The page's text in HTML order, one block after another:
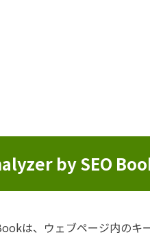
by SEO
は、ウェブページ内のキ